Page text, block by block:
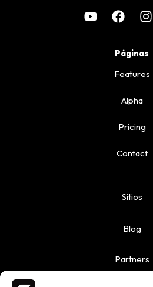
Páginas
Features
Alpha
Pricing
Contact
Sitios
Blog
Partners